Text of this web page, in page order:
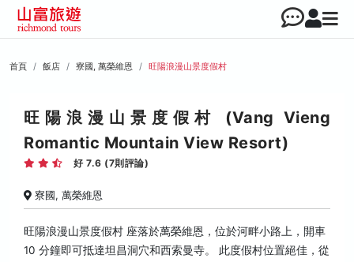
首頁 飯店 寮國, 萬榮維恩 旺陽浪漫山景度假村
旺陽浪漫山景度假村 (Vang Vieng
Romantic Mountain View Resort)
好 7.6 (7則評論)
寮國, 萬榮維恩
旺陽浪漫山景度假村 座落於萬榮維恩，位於河畔小路上，開車
10 分鐘即可抵達坦昌洞穴和西索曼寺。 此度假村位置絕佳，從